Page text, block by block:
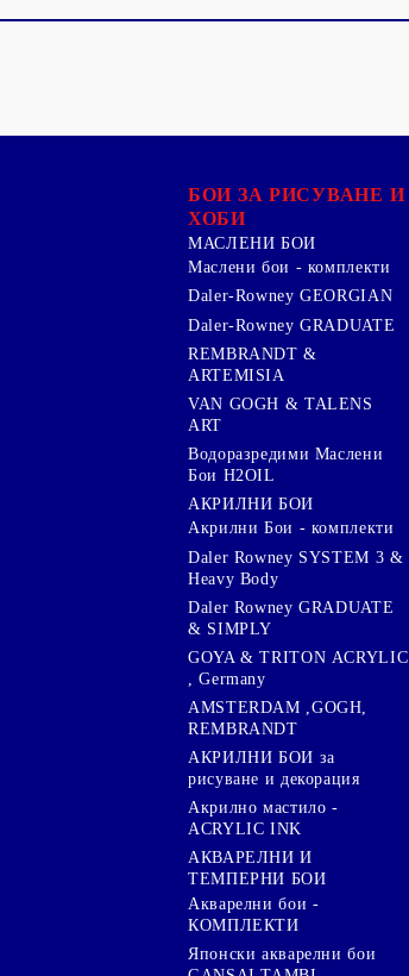
БОИ ЗА РИСУВАНЕ И
ХОБИ
МАСЛЕНИ БОИ
Маслени бои - комплекти
Daler-Rowney GEORGIAN
Daler-Rowney GRADUATE
REMBRANDT &
ARTEMISIA
VAN GOGH & TALENS
ART
Водоразредими Маслени
Бои H2OIL
АКРИЛНИ БОИ
Акрилни Бои - комплекти
Daler Rowney SYSTEM 3 &
Heavy Body
Daler Rowney GRADUATE
& SIMPLY
GOYA & TRITON АCRYLIC
, Germany
AMSTERDAM ,GOGH,
REMBRANDT
АКРИЛНИ БОИ за
рисуване и декорация
Акрилно мастило -
ACRYLIC INK
АКВАРЕЛНИ И
ТЕМПЕРНИ БОИ
Акварелни бои -
КОМПЛЕКТИ
Японски акварелни бои